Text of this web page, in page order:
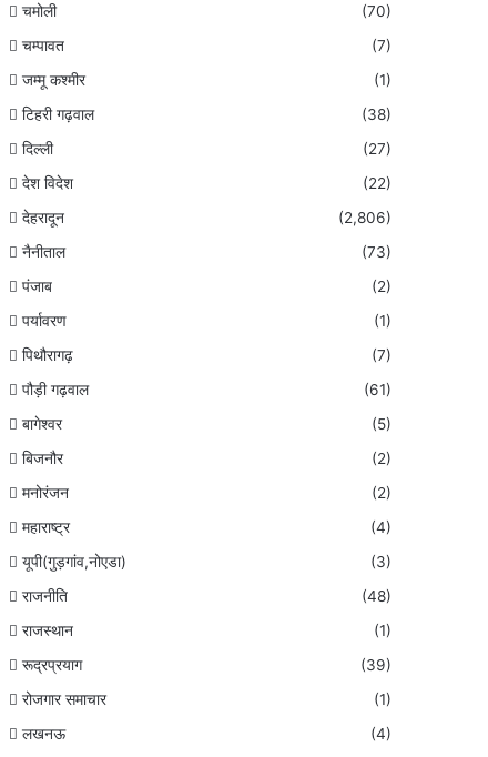
चमोली
(70)
चम्पावत
(7)
जम्मू कश्मीर
(1)
टिहरी गढ़वाल
(38)
दिल्ली
(27)
देश विदेश
(22)
देहरादून
(2,806)
नैनीताल
(73)
पंजाब
(2)
पर्यावरण
(1)
पिथौरागढ़
(7)
पौड़ी गढ़वाल
(61)
बागेश्वर
(5)
बिजनौर
(2)
मनोरंजन
(2)
महाराष्ट्र
(4)
यूपी(गुड़गांव,नोएडा)
(3)
राजनीति
(48)
राजस्थान
(1)
रूद्रप्रयाग
(39)
रोजगार समाचार
(1)
लखनऊ
(4)